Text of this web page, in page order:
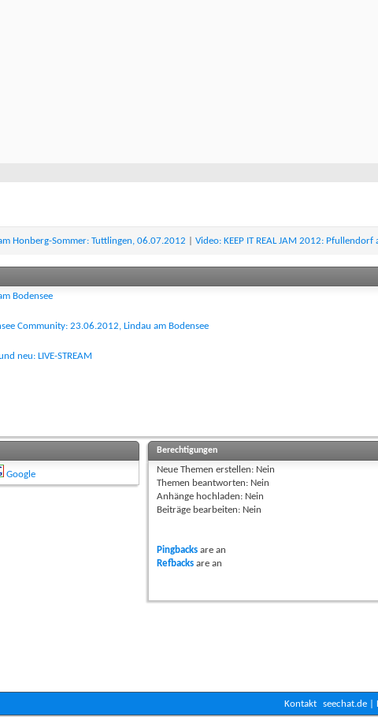
am Honberg-Sommer: Tuttlingen, 06.07.2012 Video: KEEP IT REAL JAM 2012:
Bodensee
Community: 23.06.2012, Lindau am Bodensee
neu: LIVE-STREAM
Google
Berechtigungen
Neue Themen erstellen: Nein
Themen beantworten: Nein
Anhänge hochladen: Nein
Beiträge bearbeiten: Nein
Pingbacksare an
Refbacksare an
Kontakt seechat.de |